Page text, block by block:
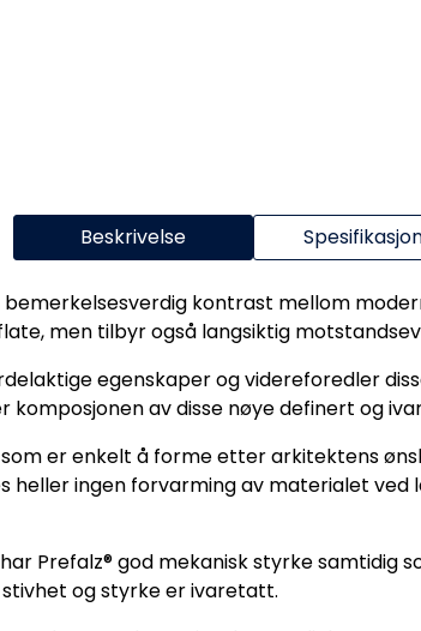
Beskrivelse
kontrast mellom
men tilbyr også langsiktig
egenskaper og videreforedler
av disse nøye definert og
er enkelt å forme etter arkitektens
heller ingen forvarming av materialet
Prefalz® god mekanisk styrke samtidig
og styrke er ivaretatt.